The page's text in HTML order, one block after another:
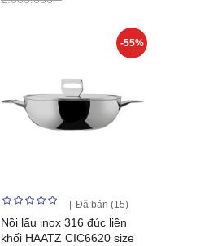
-55%
Đã bán (15)
Nồi lẩu inox 316 đúc liền
khối HAATZ CIC6620 size